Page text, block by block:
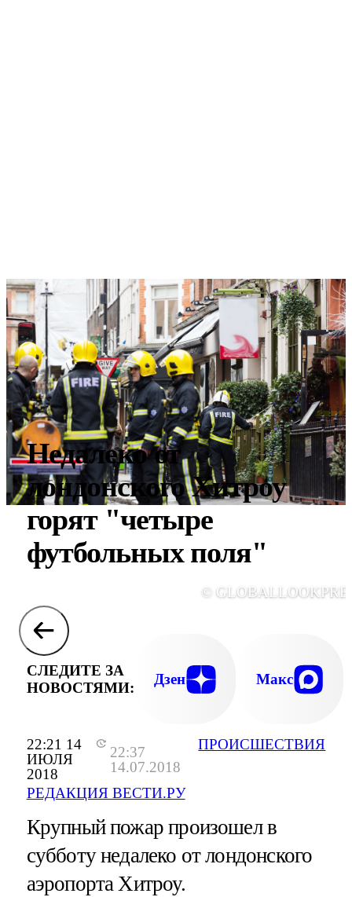
22:21 14
ИЮЛЯ
2018
22:37
14.07.2018
РЕДАКЦИЯ ВЕСТИ.РУ
ПРОИСШЕСТВИЯ
Недалеко от
лондонского Хитроу
горят "четыре
футбольных поля"
©
СЛЕДИТЕ ЗА
НОВОСТЯМИ:
Дзен Макс
Крупный пожар произошел в
субботу недалеко от лондонского
аэропорта Хитроу.